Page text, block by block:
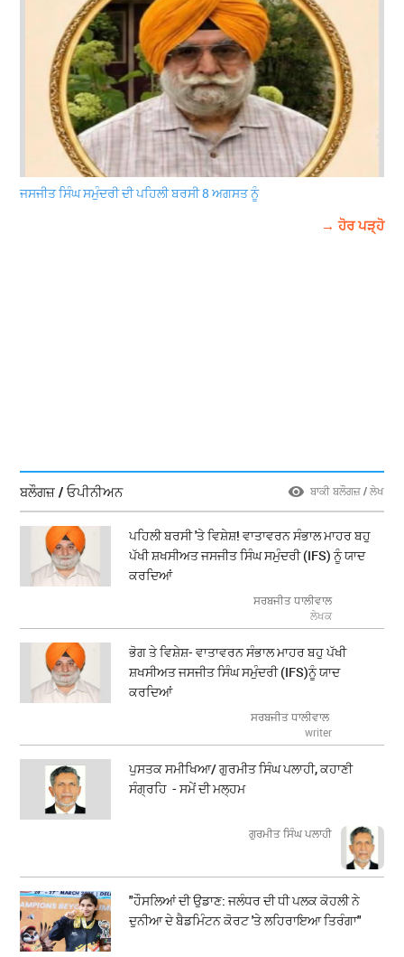
ਜਸਜੀਤ ਸਿੰਘ ਸਮੁੰਦਰੀ ਦੀ ਪਹਿਲੀ ਬਰਸੀ 8 ਅਗਸਤ ਨੂੰ
→ ਹੋਰ ਪੜ੍ਹੋ
ਬਲੌਗਜ਼ / ਓਪੀਨੀਅਨ ਬਾਕੀ ਬਲੌਗਜ਼ / ਲੇਖ
ਪਹਿਲੀ ਬਰਸੀ 'ਤੇ ਵਿਸ਼ੇਸ਼! ਵਾਤਾਵਰਨ ਸੰਭਾਲ ਮਾਹਰ ਬਹੁ
ਪੱਖੀ ਸ਼ਖਸੀਅਤ ਜਸਜੀਤ ਸਿੰਘ ਸਮੁੰਦਰੀ (IFS) ਨੂੰ ਯਾਦ
ਕਰਦਿਆਂ
ਸਰਬਜੀਤ ਧਾਲੀਵਾਲ
ਲੇਖਕ
ਭੋਗ ਤੇ ਵਿਸ਼ੇਸ਼- ਵਾਤਾਵਰਨ ਸੰਭਾਲ ਮਾਹਰ ਬਹੁ ਪੱਖੀ
ਸ਼ਖਸੀਅਤ ਜਸਜੀਤ ਸਿੰਘ ਸਮੁੰਦਰੀ (IFS)ਨੂੰ ਯਾਦ
ਕਰਦਿਆਂ
ਸਰਬਜੀਤ ਧਾਲੀਵਾਲ
writer
ਪੁਸਤਕ ਸਮੀਖਿਆ/ ਗੁਰਮੀਤ ਸਿੰਘ ਪਲਾਹੀ, ਕਹਾਣੀ
ਸੰਗ੍ਰਹਿ - ਸਮੇਂ ਦੀ ਮਲ੍ਹਮ
ਗੁਰਮੀਤ ਸਿੰਘ ਪਲਾਹੀ
"ਹੌਸਲਿਆਂ ਦੀ ਉਡਾਣ: ਜਲੰਧਰ ਦੀ ਧੀ ਪਲਕ ਕੋਹਲੀ ਨੇ
ਦੁਨੀਆ ਦੇ ਬੈਡਮਿੰਟਨ ਕੋਰਟ 'ਤੇ ਲਹਿਰਾਇਆ ਤਿਰੰਗਾ"